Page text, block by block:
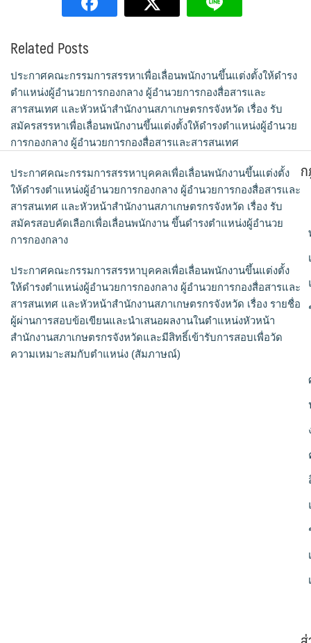
Related Posts
ประกาศคณะกรรมการสรรหาเพื่อเลื่อนพนักงานขึ้นแต่งตั้งให้ดำรง
ตำแหน่งผู้อำนวยการกองกลาง ผู้อำนวยการกองสื่อสารและ
สารสนเทศ และหัวหน้าสำนักงานสภาเกษตรกรจังหวัด เรื่อง รับ
สมัครสรรหาเพื่อเลื่อนพนักงานขึ้นแต่งตั้งให้ดำรงตำแหน่งผู้อำนวย
การกองกลาง ผู้อำนวยการกองสื่อสารและสารสนเทศ
ประกาศคณะกรรมการสรรหาบุคคลเพื่อเลื่อนพนักงานขึ้นแต่งตั้ง
ให้ดำรงตำแหน่งผู้อำนวยการกองกลาง ผู้อำนวยการกองสื่อสารและ
สารสนเทศ และหัวหน้าสำนักงานสภาเกษตรกรจังหวัด เรื่อง รับ
สมัครสอบคัดเลือกเพื่อเลื่อนพนักงาน ขึ้นดำรงตำแหน่งผู้อำนวย
การกองกลาง
ประกาศคณะกรรมการสรรหาบุคคลเพื่อเลื่อนพนักงานขึ้นแต่งตั้ง
ให้ดำรงตำแหน่งผู้อำนวยการกองกลาง ผู้อำนวยการกองสื่อสารและ
สารสนเทศ และหัวหน้าสำนักงานสภาเกษตรกรจังหวัด เรื่อง รายชื่อ
ผู้ผ่านการสอบข้อเขียนและนำเสนอผลงานในตำแหน่งหัวหน้า
สำนักงานสภาเกษตรกรจังหวัดและมีสิทธิ์เข้ารับการสอบเพื่อวัด
ความเหมาะสมกับตำแหน่ง (สัมภาษณ์)